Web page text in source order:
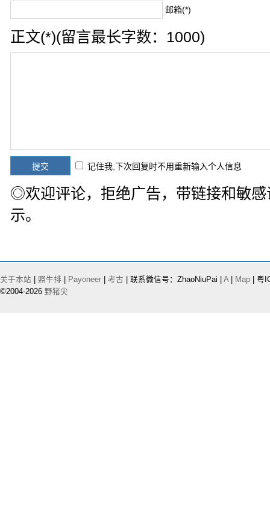
邮箱(*)
正文(*)(留言最长字数：1000)
记住我,下次回复时不用重新输入个人信息
◎欢迎评论，拒绝广告，带链接和敏
示。
关于本站 照牛排 Payoneer 考古 | 联系微信号：ZhaoNiuPai | A| Map | 粤
©2004-2026 野猪尖